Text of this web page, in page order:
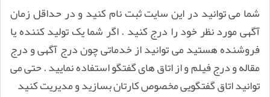
شما می توانید در این سایت ثبت نام کنید و در حداقل زمان
آگهی مورد نظر خود را درج کنید . اگر شما یک تولید کننده یا
فروشنده هستید می توانید از خدماتی چون درج آگهی و درج
مقاله و درج فیلم و از اتاق های گفتگو استفاده نمایید . حتی می
توانید اتاق گفتگویی مخصوص کارتان بسازید و مدیریت کنید